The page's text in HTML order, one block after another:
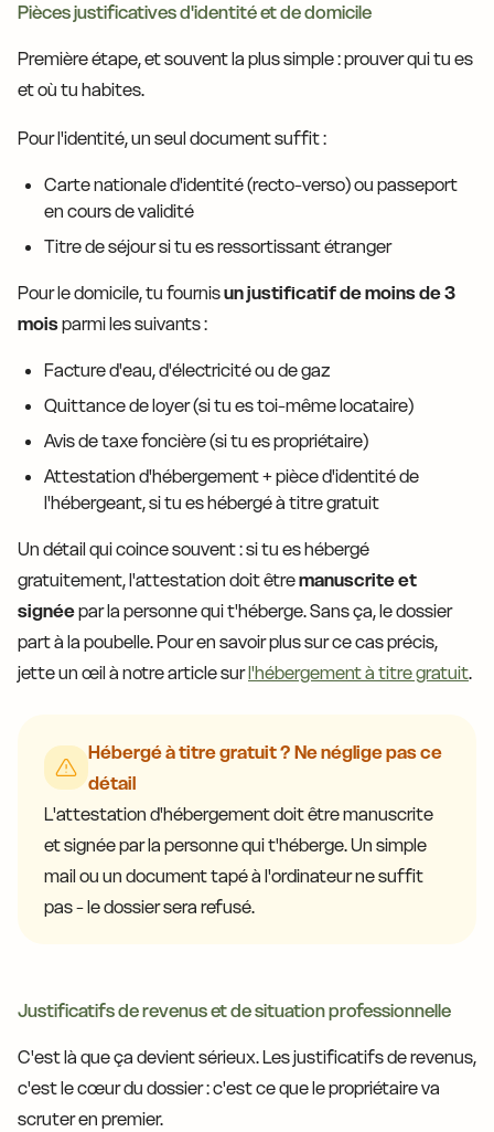
Pièces justificatives d'identité et de domicile
Première étape, et souvent la plus simple : prouver qui tu es
et où tu habites.
Pour l'identité, un seul document suffit :
Carte nationale d'identité (recto-verso) ou passeport
en cours de validité
Titre de séjour si tu es ressortissant étranger
Pour le domicile, tu fournisun justificatif de moins de 3
moisparmi les suivants :
Facture d'eau, d'électricité ou de gaz
Quittance de loyer (si tu es toi-même locataire)
Avis de taxe foncière (si tu es propriétaire)
Attestation d'hébergement + pièce d'identité de
l'hébergeant, si tu es hébergé à titre gratuit
Un détail qui coince souvent : si tu es hébergé
gratuitement, l'attestation doit êtremanuscrite et
signéepar la personne qui t'héberge. Sans ça, le dossier
part à la poubelle. Pour en savoir plus sur ce cas précis,
jette un œil à notre article surl'hébergement à titre gratuit.
Hébergé à titre gratuit ? Ne néglige pas ce
détail
L'attestation d'hébergement doit être manuscrite
et signée par la personne qui t'héberge. Un simple
mail ou un document tapé à l'ordinateur ne suffit
pas - le dossier sera refusé.
Justificatifs de revenus et de situation professionnelle
C'est là que ça devient sérieux. Les justificatifs de revenus,
c'est le cœur du dossier : c'est ce que le propriétaire va
scruter en premier.